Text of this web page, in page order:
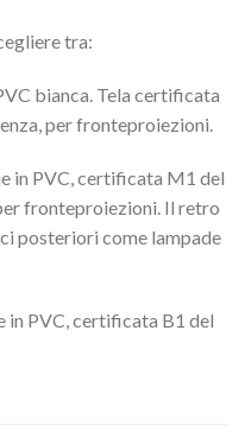
tra:
bianca. Tela certificata
per fronteproiezioni.
in PVC, certificata M1 del
fronteproiezioni. Il retro
posteriori come lampade
in PVC, certificata B1 del